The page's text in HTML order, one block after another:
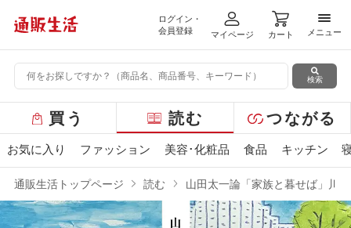
ログイン・
会員登録
マイページ カート
メニ
メニュー
検索
ー
バ
ニ
ュ
買う 読む つながる
お気に入り ファッション 美容･化粧品 食品 キッチン
通販生活トップページ 読む 山田太一論「家族と暮せば」川